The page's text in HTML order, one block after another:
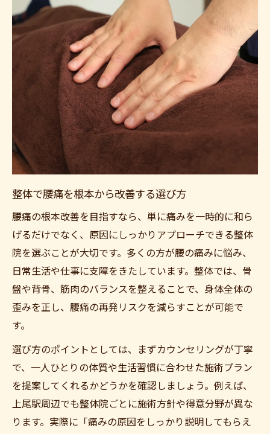
上尾駅近くで整体院を探すポイント
腰痛改善なら整体院の通いやすさも重視
整体院選びはアクセスや口コミが大切
女性対応の整体院を見つけるチェック法
安い整体院選びと保険適用の注意点
整体院の選び方で腰痛改善効果が変わる
再発防止へ導く整体によるケア法
整体で腰痛の再発を防ぐセルフケア提案
整体院で学ぶ腰痛予防ストレッチのポイン
ト
整体と病院の違い腰痛対策のヒント
整体と病院の腰痛対策どちらが最適か
整体で改善できる腰痛の特徴を知ろう
保険適用の有無と整体選びのポイント
腰痛に悩む女性が整体を選ぶ理由とは
女性でも安心な整体施術の特徴とは
女性に人気の整体院が選ばれる理由とは
整体で腰痛を根本から改善する選び方
腰痛の根本改善を目指すなら、単に痛みを一時的に和ら
げるだけでなく、原因にしっかりアプローチできる整体
院を選ぶことが大切です。多くの方が腰の痛みに悩み、
日常生活や仕事に支障をきたしています。整体では、骨
盤や背骨、筋肉のバランスを整えることで、身体全体の
歪みを正し、腰痛の再発リスクを減らすことが可能で
す。
選び方のポイントとしては、まずカウンセリングが丁寧
で、一人ひとりの体質や生活習慣に合わせた施術プラン
を提案してくれるかどうかを確認しましょう。例えば、
上尾駅周辺でも整体院ごとに施術方針や得意分野が異な
ります。実際に「痛みの原因をしっかり説明してもらえ